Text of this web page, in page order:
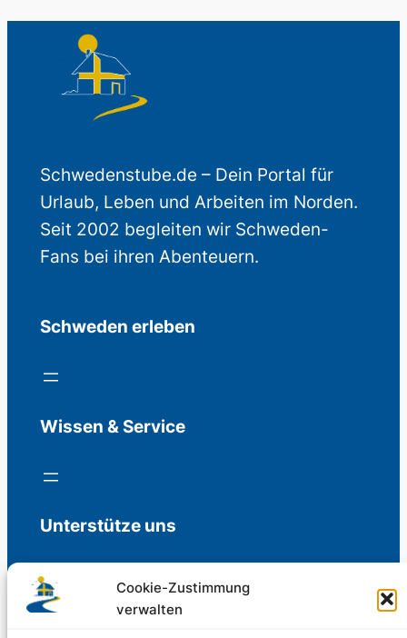
Cookie-Zustimmung
verwalten
Schwedenstube.de – Dein Portal für
Urlaub, Leben und Arbeiten im Norden.
Seit 2002 begleiten wir Schweden-
Fans bei ihren Abenteuern.
Schweden erleben
Wissen & Service
Unterstütze uns
Freiwillige Spenden für die Aufrechterhaltung